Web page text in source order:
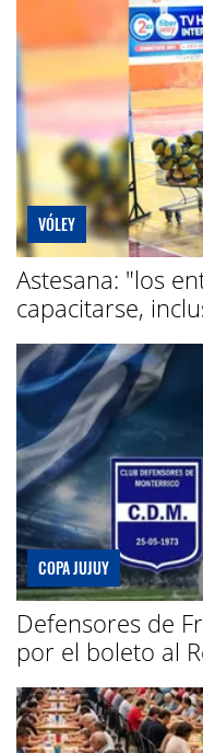
VÓLEY
Astesana: "los
capacitarse,
COPA JUJUY
Defensores de
por el boleto al